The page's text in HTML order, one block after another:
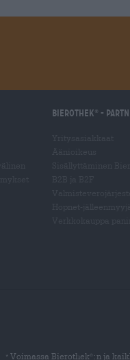
Bierothek -
* Voimassa Bierothek :n ja